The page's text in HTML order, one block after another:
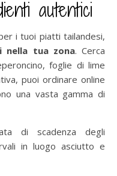
autentici
i tuoi piatti tailandesi,
nella tua zona. Cerca
foglie di lime
puoi ordinare online
una vasta gamma di
di scadenza degli
in luogo asciutto e